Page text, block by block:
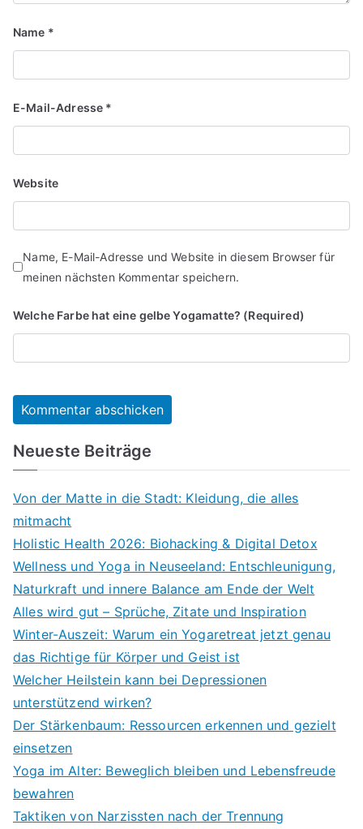
Name *
E-Mail-Adresse *
Website
Name, E-Mail-Adresse und Website in diesem Browser für
meinen nächsten Kommentar speichern.
Welche Farbe hat eine gelbe Yogamatte? (Required)
Neueste Beiträge
Von der Matte in die Stadt: Kleidung, die alles
mitmacht
Holistic Health 2026: Biohacking & Digital Detox
Wellness und Yoga in Neuseeland: Entschleunigung,
Naturkraft und innere Balance am Ende der Welt
Alles wird gut – Sprüche, Zitate und Inspiration
Winter-Auszeit: Warum ein Yogaretreat jetzt genau
das Richtige für Körper und Geist ist
Welcher Heilstein kann bei Depressionen
unterstützend wirken?
Der Stärkenbaum: Ressourcen erkennen und gezielt
einsetzen
Yoga im Alter: Beweglich bleiben und Lebensfreude
bewahren
Taktiken von Narzissten nach der Trennung